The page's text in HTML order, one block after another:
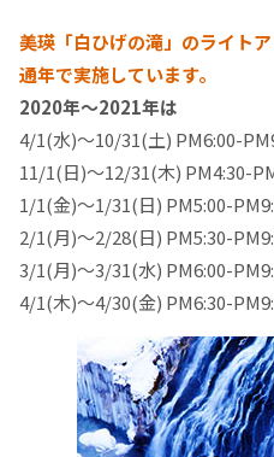
美瑛「白ひげの滝」のライト
通年で実施しています。
2020年～2021年は
4/1(水)～10/31(土) PM6:00-
11/1(日)～12/31(木) PM4:30-
1/1(金)～1/31(日) PM5:00-
2/1(月)～2/28(日) PM5:30-
3/1(月)～3/31(水) PM6:00-
4/1(木)～4/30(金) PM6:30-